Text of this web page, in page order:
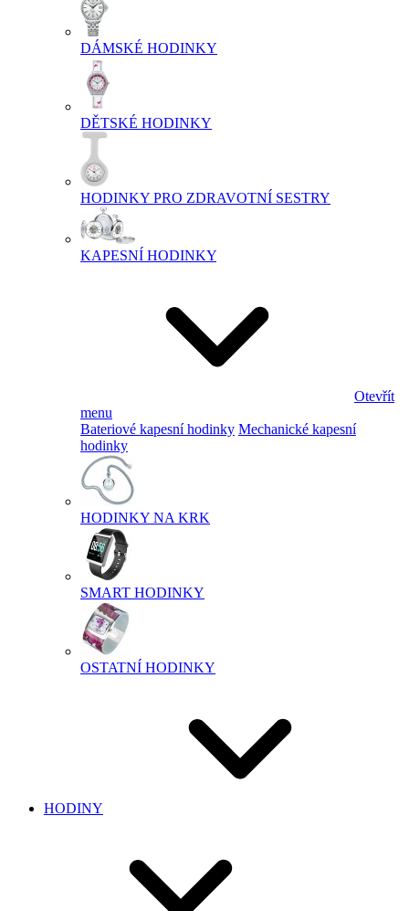
DÁMSKÉ HODINKY
DĚTSKÉ HODINKY
HODINKY PRO ZDRAVOTNÍ SESTRY
KAPESNÍ HODINKY
Otevřít
menu
Bateriové kapesní hodinky Mechanické kapesní
hodinky
HODINKY NA KRK
SMART HODINKY
OSTATNÍ HODINKY
HODINY